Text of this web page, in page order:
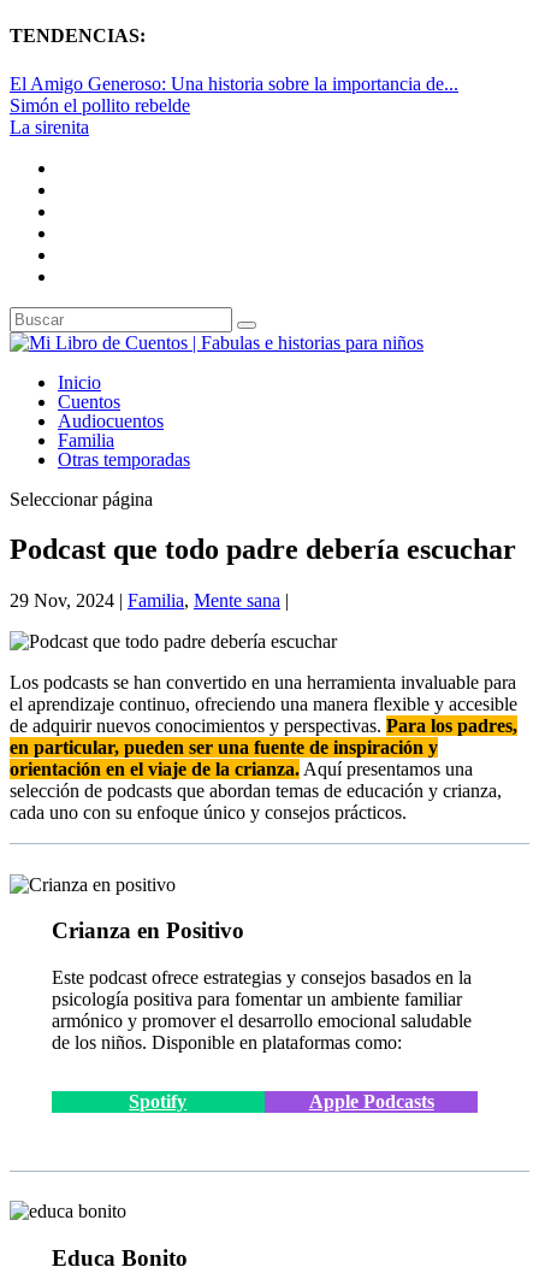
TENDENCIAS:
El Amigo Generoso: Una historia sobre la importancia de...
Simón el pollito rebelde
La sirenita
Inicio
Cuentos
Audiocuentos
Familia
Otras temporadas
Seleccionar página
Podcast que todo padre debería escuchar
29 Nov, 2024 | Familia, Mente sana |
Los podcasts se han convertido en una herramienta invaluable para
el aprendizaje continuo, ofreciendo una manera flexible y accesible
de adquirir nuevos conocimientos y perspectivas. Para los padres,
en particular, pueden ser una fuente de inspiración y
orientación en el viaje de la crianza. Aquí presentamos una
selección de podcasts que abordan temas de educación y crianza,
cada uno con su enfoque único y consejos prácticos.
Crianza en Positivo
Este podcast ofrece estrategias y consejos basados en la
psicología positiva para fomentar un ambiente familiar
armónico y promover el desarrollo emocional saludable
de los niños. Disponible en plataformas como:
Spotify Apple Podcasts
Educa Bonito